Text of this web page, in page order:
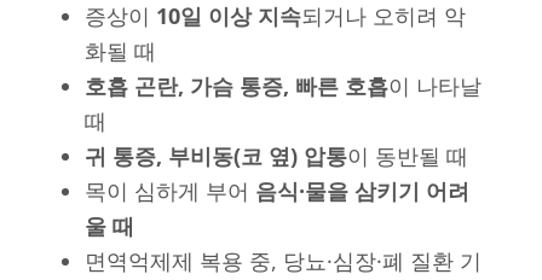
증상이 10일 이상 지속되거나 오히려 악
화될 때
호흡 곤란, 가슴 통증, 빠른 호흡이 나타날
때
귀 통증, 부비동(코 옆) 압통이 동반될 때
목이 심하게 부어 음식·물을 삼키기 어려
울 때
면역억제제 복용 중, 당뇨·심장·폐 질환 기